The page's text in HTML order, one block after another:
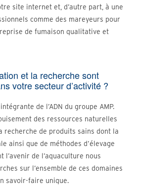
site internet et, d’autre part, à une
comme des mareyeurs pour
de fumaison qualitative et
et la recherche sont
votre secteur d’activité ?
de l’ADN du groupe AMP.
des ressources naturelles
recherche de produits sains dont la
ainsi que de méthodes d’élevage
l’avenir de l’aquaculture nous
sur l’ensemble de ces domaines
savoir-faire unique.